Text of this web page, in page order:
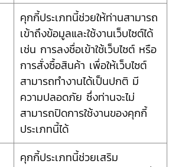
คุกกี้ประเภทนี้ช่วยให้ท่านสามารถ
เข้าถึงข้อมูลและใช้งานเว็บไซต์ได้
เช่น การลงชื่อเข้าใช้เว็บไซต์ หรือ
การสั่งซื้อสินค้า เพื่อให้เว็บไซต์
สามารถทำงานได้เป็นปกติ มี
ความปลอดภัย ซึ่งท่านจะไม่
สามารถปิดการใช้งานของคุกกี้
ประเภทนี้ได้
คุกกี้ประเภทนี้ช่วยเสริม